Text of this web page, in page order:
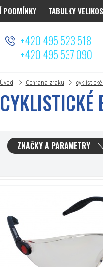
Úvod Ochrana zraku cyklistické
CYKLISTICKÉ
ZNAČKY A PARAMETRY
PODMÍNKY TABULKY
+420 495 523 518
+420 495 537 090